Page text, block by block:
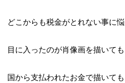
どこからも税金がとれない事に悩
目に入ったのが肖像画を描いて
国から支払われたお金で描いて